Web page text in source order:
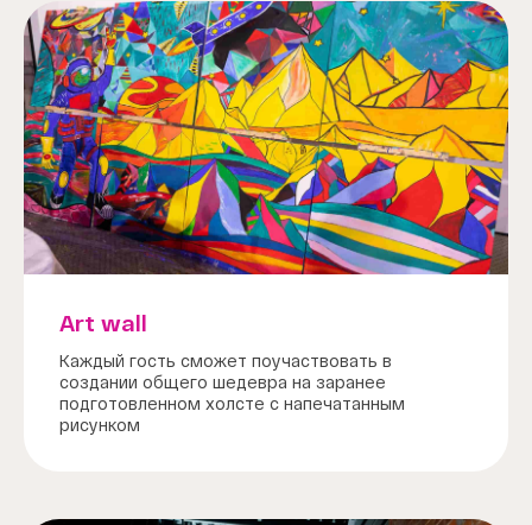
Art wall
Каждый гость сможет поучаствовать в
создании общего шедевра на заранее
подготовленном холсте с напечатанным
рисунком